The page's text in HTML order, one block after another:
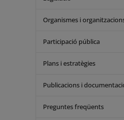
Organismes i
Participació pública
Plans i estratègies
Publicacions i
Preguntes freqüents